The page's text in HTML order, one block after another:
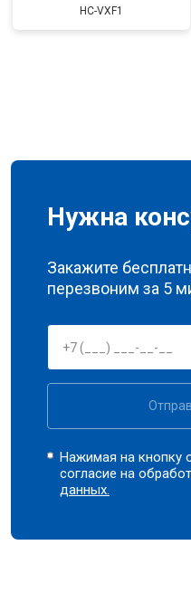
HC-VXF1
Нужна
Закажите
перезвоним за 5
Нажимая на кнопку
согласие на
данных.